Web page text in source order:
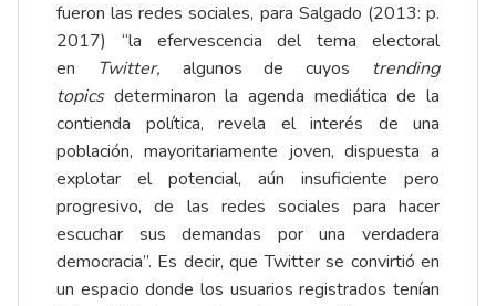
fueron las redes sociales, para Salgado (2013: p.
2017) “la efervescencia del tema electoral
en Twitter, algunos de cuyos trending
topicsdeterminaron la agenda mediática de la
contienda política, revela el interés de una
población, mayoritariamente joven, dispuesta a
explotar el potencial, aún insuficiente pero
progresivo, de las redes sociales para hacer
escuchar sus demandas por una verdadera
democracia”. Es decir, que Twitter se convirtió en
un espacio donde los usuarios registrados tenían